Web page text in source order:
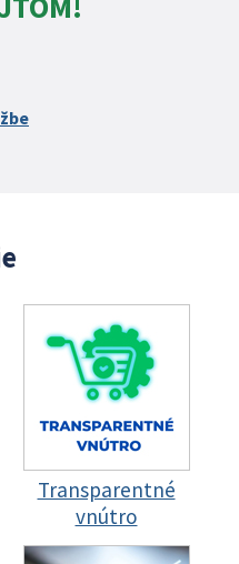
Transparentné
vnútro